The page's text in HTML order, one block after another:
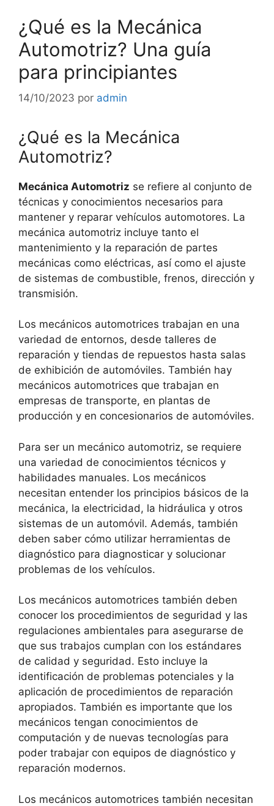
¿Qué es la Mecánica
Automotriz? Una guía
para principiantes
14/10/2023 por admin
¿Qué es la Mecánica
Automotriz?
Mecánica Automotriz se refiere al conjunto de
técnicas y conocimientos necesarios para
mantener y reparar vehículos automotores. La
mecánica automotriz incluye tanto el
mantenimiento y la reparación de partes
mecánicas como eléctricas, así como el ajuste
de sistemas de combustible, frenos, dirección y
transmisión.
Los mecánicos automotrices trabajan en una
variedad de entornos, desde talleres de
reparación y tiendas de repuestos hasta salas
de exhibición de automóviles. También hay
mecánicos automotrices que trabajan en
empresas de transporte, en plantas de
producción y en concesionarios de automóviles.
Para ser un mecánico automotriz, se requiere
una variedad de conocimientos técnicos y
habilidades manuales. Los mecánicos
necesitan entender los principios básicos de la
mecánica, la electricidad, la hidráulica y otros
sistemas de un automóvil. Además, también
deben saber cómo utilizar herramientas de
diagnóstico para diagnosticar y solucionar
problemas de los vehículos.
Los mecánicos automotrices también deben
conocer los procedimientos de seguridad y las
regulaciones ambientales para asegurarse de
que sus trabajos cumplan con los estándares
de calidad y seguridad. Esto incluye la
identificación de problemas potenciales y la
aplicación de procedimientos de reparación
apropiados. También es importante que los
mecánicos tengan conocimientos de
computación y de nuevas tecnologías para
poder trabajar con equipos de diagnóstico y
reparación modernos.
Los mecánicos automotrices también necesitan